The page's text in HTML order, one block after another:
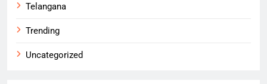
Telangana
Trending
Uncategorized